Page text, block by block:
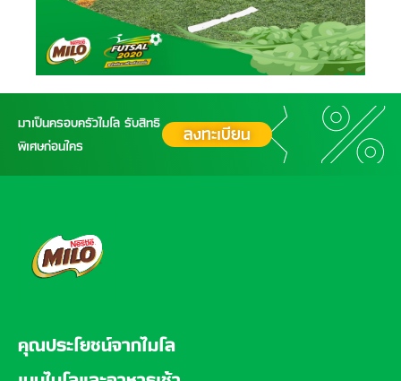
มาเป็นครอบครัวไมโล รับสิทธิ
พิเศษก่อนใคร
ลงทะเบียน
คุณประโยชน์จากไมโล